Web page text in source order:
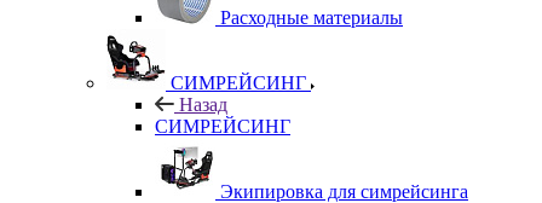
Расходные материалы
СИМРЕЙСИНГ
Назад
СИМРЕЙСИНГ
Экипировка для симрейсинга